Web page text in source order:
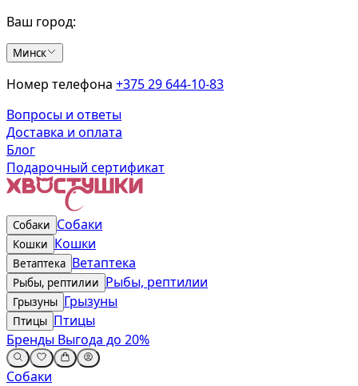
Ваш город:
Минск
Номер телефона +375 29 644-10-83
Вопросы и ответы
Доставка и оплата
Блог
Подарочный сертификат
Собаки Собаки
Кошки Кошки
Ветаптека Ветаптека
Рыбы, рептилии Рыбы, рептилии
Грызуны Грызуны
Птицы Птицы
Бренды Выгода до 20%
Собаки